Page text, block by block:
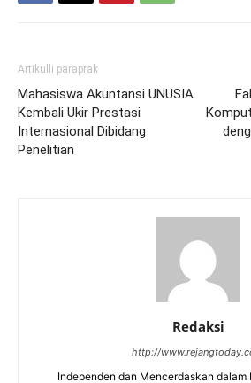
Artikulli paraprak
Mahasiswa Akuntansi UNUSIA
Kembali Ukir Prestasi
Internasional Dibidang
Penelitian
Redaksi
http://
Independen dan Mencerdaskan